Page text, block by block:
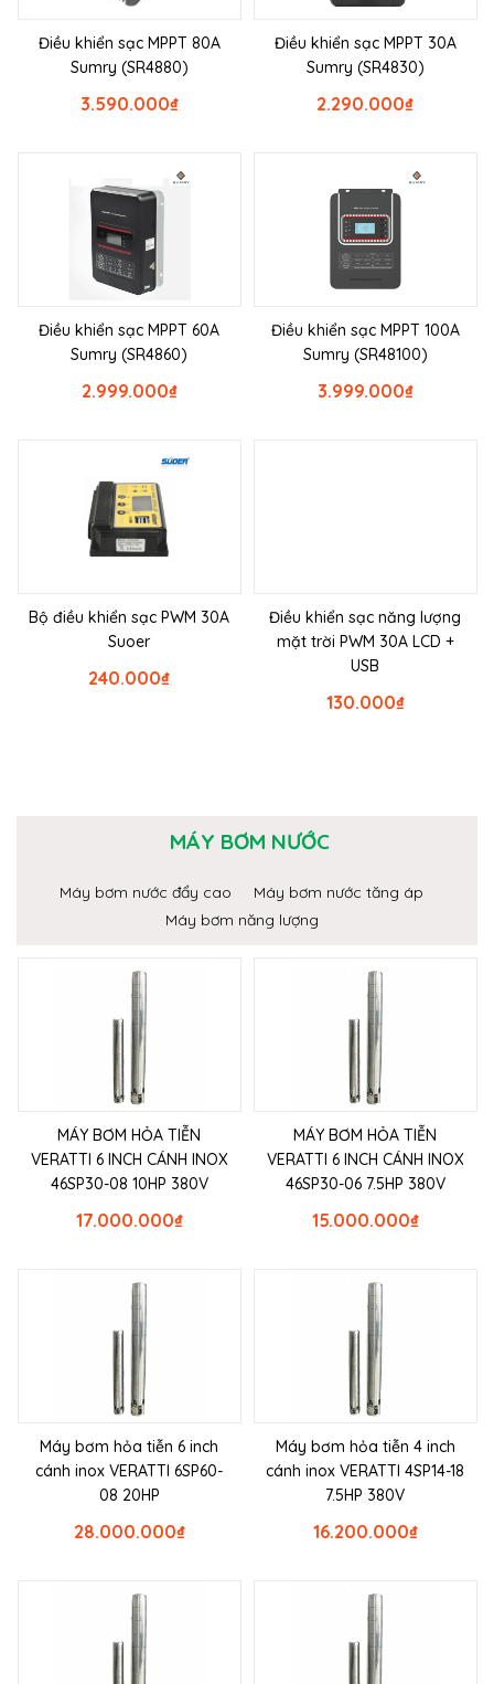
Điều khiển sạc MPPT 80A
Sumry (SR4880)
₫
3.590.000
Điều khiển sạc MPPT 30A
Sumry (SR4830)
₫
2.290.000
Điều khiển sạc MPPT 60A
Sumry (SR4860)
₫
2.999.000
Điều khiển sạc MPPT 100A
Sumry (SR48100)
₫
3.999.000
Bộ điều khiển sạc PWM 30A
Suoer
₫
240.000
Điều khiển sạc năng lượng
mặt trời PWM 30A LCD +
USB
₫
130.000
MÁY BƠM NƯỚC
Máy bơm nước đẩy cao
Máy bơm nước tăng áp
Máy bơm năng lượng
MÁY BƠM HỎA TIỄN
VERATTI 6 INCH CÁNH INOX
46SP30-08 10HP 380V
₫
17.000.000
MÁY BƠM HỎA TIỄN
VERATTI 6 INCH CÁNH INOX
46SP30-06 7.5HP 380V
₫
15.000.000
Máy bơm hỏa tiễn 6 inch
cánh inox VERATTI 6SP60-
08 20HP
₫
28.000.000
Máy bơm hỏa tiễn 4 inch
cánh inox VERATTI 4SP14-18
7.5HP 380V
₫
16.200.000